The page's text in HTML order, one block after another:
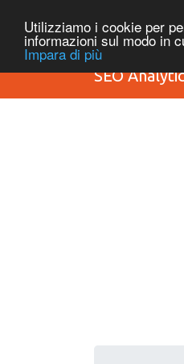
Utilizziamo i cookie per
informazioni sul modo in
Impara di più
SEO